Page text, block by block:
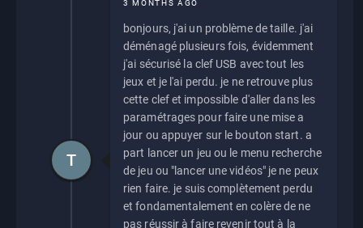
3 MONTHS AGO
bonjours, j'ai un problème de taille. j'ai
déménagé plusieurs fois, évidemment
j'ai sécurisé la clef USB avec tout les
jeux et je l'ai perdu. je ne retrouve plus
cette clef et impossible d'aller dans les
paramétrages pour faire une mise a
jour ou appuyer sur le bouton start. a
part lancer un jeu ou le menu recherche
de jeu ou "lancer une vidéos" je ne peux
rien faire. je suis complètement perdu
et fondamentalement en colère de ne
pas réussir à faire revenir tout à la
T